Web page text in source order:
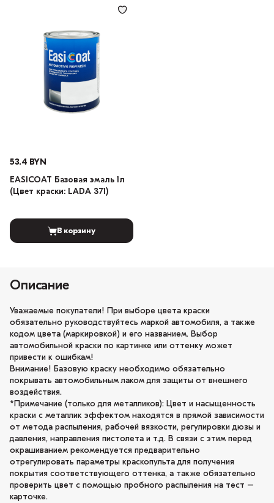
53.4 BYN
EASICOAT Базовая эмаль 1л
(Цвет краски: LADA 371)
В корзину
Описание
Уважаемые покупатели! При выборе цвета краски
обязательно руководствуйтесь маркой автомобиля, а также
кодом цвета (маркировкой) и его названием. Выбор
автомобильной краски по картинке или оттенку может
привести к ошибкам!
Внимание! Базовую краску необходимо обязательно
покрывать автомобильным лаком для защиты от внешнего
воздействия.
*Примечание (только для металликов): Цвет и насыщенность
краски с металлик эффектом находятся в прямой зависимости
от метода распыления, рабочей вязкости, регулировки дюзы и
давления, направления пистолета и т.д. В связи с этим перед
окрашиванием рекомендуется предварительно
отрегулировать параметры краскопульта для получения
покрытия соответствующего оттенка, а также обязательно
проверить цвет с помощью пробного распыления на тест –
карточке.